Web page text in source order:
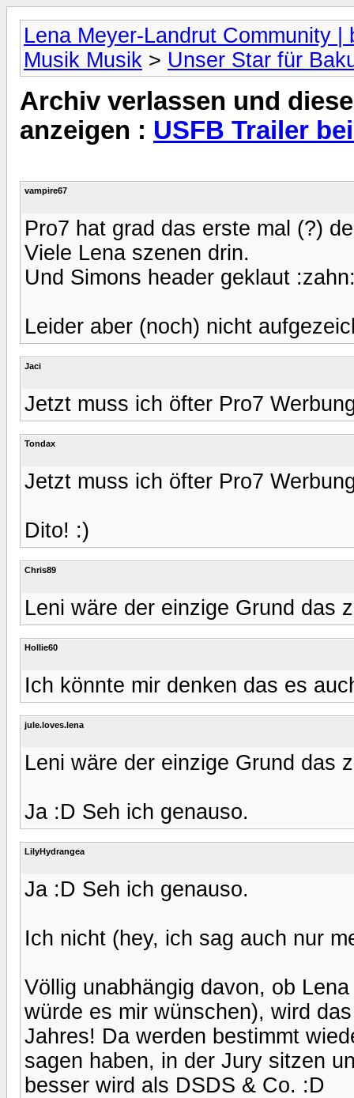
Lena Meyer-Landrut Community |
Musik Musik > Unser Star für
Archiv verlassen und
anzeigen : USFB Trailer
vampire67
Pro7 hat grad das erste mal (?)
Viele Lena szenen drin.
Und Simons header geklaut
Leider aber (noch) nicht
Jaci
Jetzt muss ich öfter Pro7
Tondax
Jetzt muss ich öfter Pro7
Dito! :)
Chris89
Leni wäre der einzige Grund das
Hollie60
Ich könnte mir denken das es
jule.loves.lena
Leni wäre der einzige Grund das
Ja :D Seh ich genauso.
LilyHydrangea
Ja :D Seh ich genauso.
Ich nicht (hey, ich sag auch nur
Völlig unabhängig davon, ob
würde es mir wünschen), wird
Jahres! Da werden bestimmt
sagen haben, in der Jury sitzen
besser wird als DSDS & Co. :D